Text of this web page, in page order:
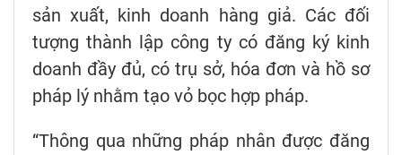
sản xuất, kinh doanh hàng giả. Các đối
tượng thành lập công ty có đăng ký kinh
doanh đầy đủ, có trụ sở, hóa đơn và hồ sơ
pháp lý nhằm tạo vỏ bọc hợp pháp.
“Thông qua những pháp nhân được đăng